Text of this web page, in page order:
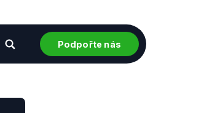
Podpořte nás